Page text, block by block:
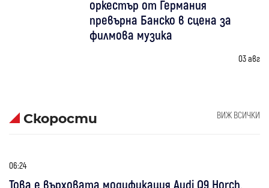
оркестър от Германия
превърна Банско в сцена за
филмова музика
03 авг
Скорости ВИЖ ВСИЧКИ
06:24
Това е върховата модификация Audi Q9 Horch,